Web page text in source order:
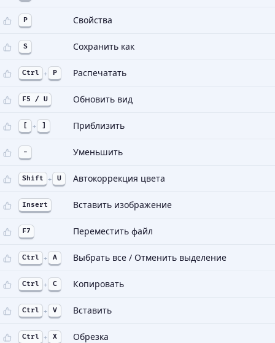
P Свойства
S Сохранить как
Ctrl + P Распечатать
F5 / U Обновить вид
[ + ] Приблизить
- Уменьшить
Shift + U Автокоррекция цвета
Insert Вставить изображение
F7 Переместить файл
Ctrl + A Выбрать все / Отменить выделение
Ctrl + C Копировать
Ctrl + V Вставить
Ctrl + X Обрезка